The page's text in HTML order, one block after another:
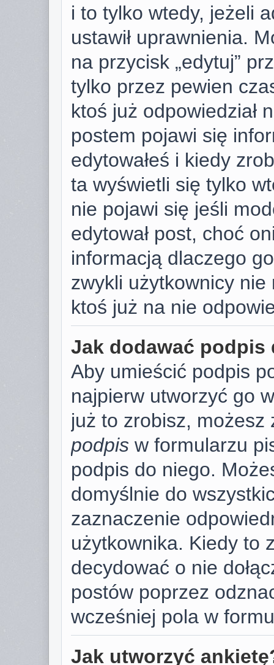
i to tylko wtedy, jeżeli
ustawił uprawnienia.
na przycisk „edytuj”
tylko przez pewien
ktoś już odpowiedział
postem pojawi się
edytowałeś i kiedy
ta wyświetli się tylko
nie pojawi się jeśli
edytował post, choć
informacją dlaczego
zwykli użytkownicy
ktoś już na nie
Jak dodawać
Aby umieścić podpis
najpierw utworzyć go
już to zrobisz,
podpis w formularzu
podpis do niego.
domyślnie do
zaznaczenie
użytkownika. Kiedy to
decydować o nie
postów poprzez
wcześniej pola w
Jak utworzyć